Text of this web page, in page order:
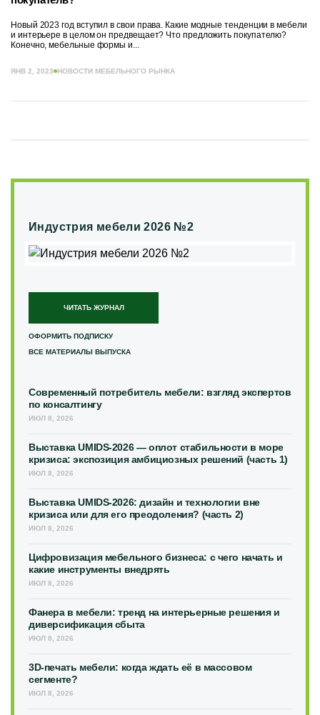
Новый 2023 год вступил в свои права. Какие модные тенденции в мебели
и интерьере в целом он предвещает? Что предложить покупателю?
Конечно, мебельные формы и...
ЯНВ 2, 2023 НОВОСТИ МЕБЕЛЬНОГО РЫНКА
Индустрия мебели 2026 №2
ЧИТАТЬ ЖУРНАЛ
ОФОРМИТЬ ПОДПИСКУ
ВСЕ МАТЕРИАЛЫ ВЫПУСКА
Современный потребитель мебели: взгляд экспертов
по консалтингу
ИЮЛ 8, 2026
Выставка UMIDS-2026 — оплот стабильности в море
кризиса: экспозиция амбициозных решений (часть 1)
ИЮЛ 8, 2026
Выставка UMIDS-2026: дизайн и технологии вне
кризиса или для его преодоления? (часть 2)
ИЮЛ 8, 2026
Цифровизация мебельного бизнеса: с чего начать и
какие инструменты внедрять
ИЮЛ 8, 2026
Фанера в мебели: тренд на интерьерные решения и
диверсификация сбыта
ИЮЛ 8, 2026
3D-печать мебели: когда ждать её в массовом
сегменте?
ИЮЛ 8, 2026